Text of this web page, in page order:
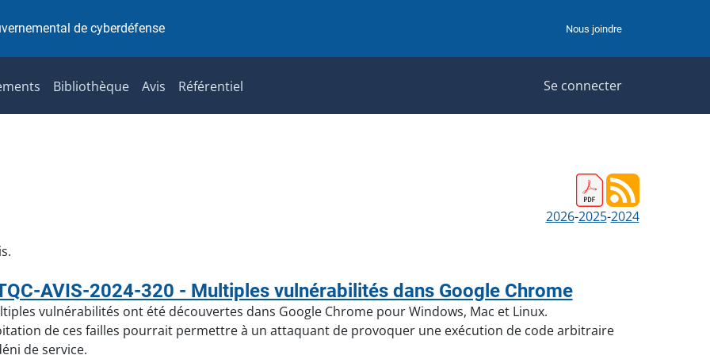
de cyberdéfense Nous joindre
Bibliothèque Avis Référentiel Se connecter
2026-2025-2024
AVIS-2024-320 - Multiples vulnérabilités dans Google Chrome
vulnérabilités ont été découvertes dans Google Chrome pour Windows, Mac et Linux.
de ces failles pourrait permettre à un attaquant de provoquer une exécution de code arbitraire
de service.